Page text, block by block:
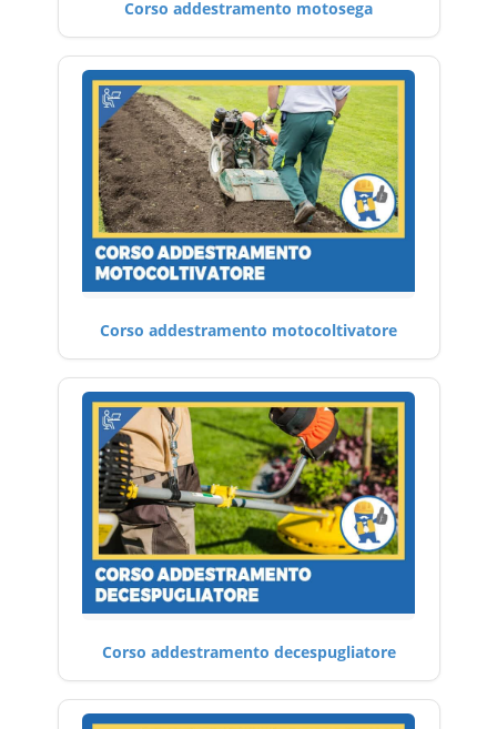
Corso addestramento motosega
Corso addestramento motocoltivatore
Corso addestramento decespugliatore